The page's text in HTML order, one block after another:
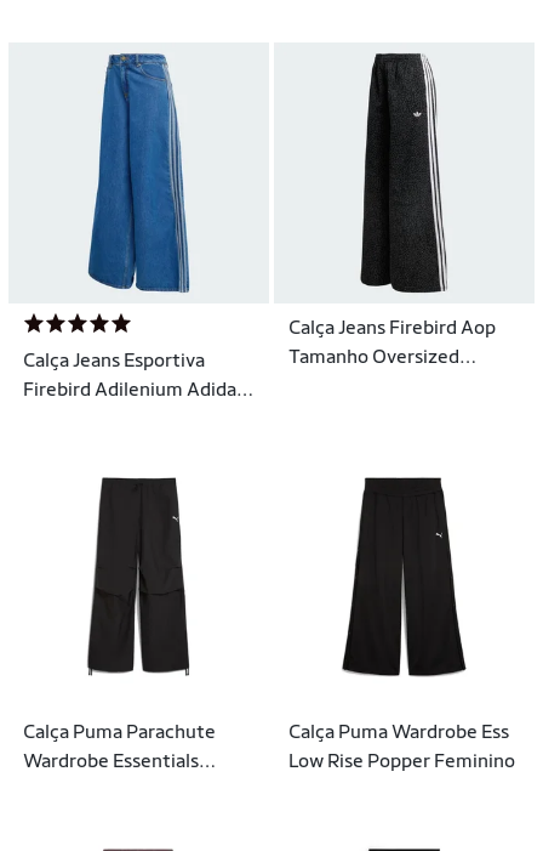
Calça Jeans Esportiva
Firebird Adilenium Adidas
Calça Jeans Firebird Aop
Tamanho Oversized
Calça Puma Parachute
Wardrobe Essentials
Calça Puma Wardrobe Ess
Low Rise Popper Feminino